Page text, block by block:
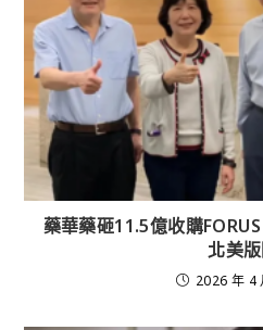
藥華藥砸11.5億收購
北美
2026 年 4